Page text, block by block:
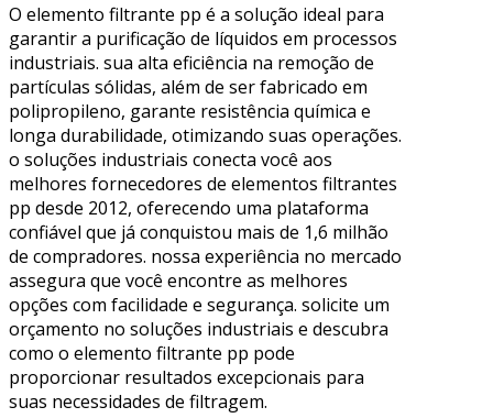
O elemento filtrante pp é a solução ideal para
garantir a purificação de líquidos em processos
industriais. sua alta eficiência na remoção de
partículas sólidas, além de ser fabricado em
polipropileno, garante resistência química e
longa durabilidade, otimizando suas operações.
o soluções industriais conecta você aos
melhores fornecedores de elementos filtrantes
pp desde 2012, oferecendo uma plataforma
confiável que já conquistou mais de 1,6 milhão
de compradores. nossa experiência no mercado
assegura que você encontre as melhores
opções com facilidade e segurança. solicite um
orçamento no soluções industriais e descubra
como o elemento filtrante pp pode
proporcionar resultados excepcionais para
suas necessidades de filtragem.